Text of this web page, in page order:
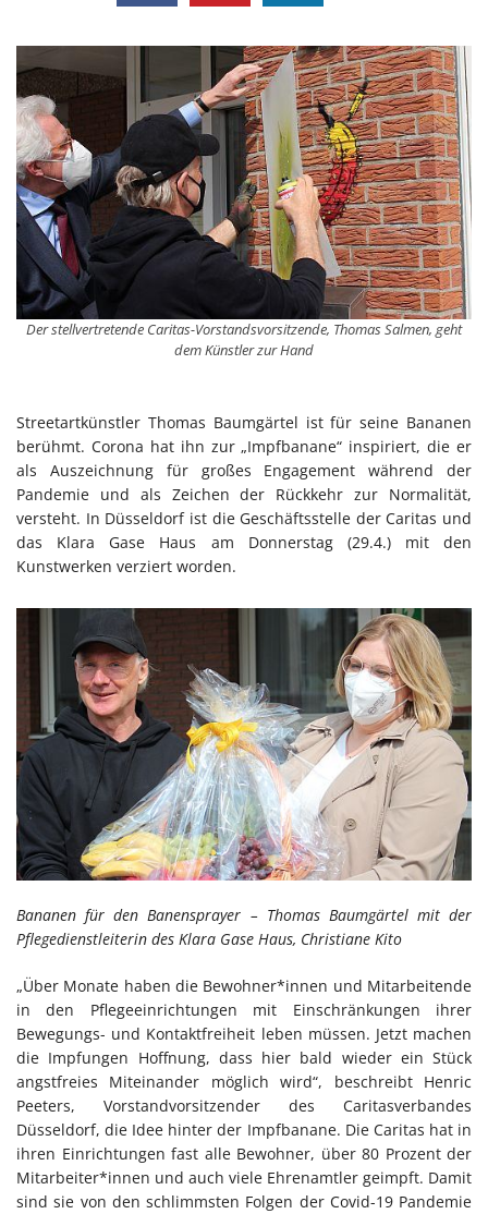
Der stellvertretende Caritas-Vorstandsvorsitzende, Thomas Salmen, geht
dem Künstler zur Hand
Streetartkünstler Thomas Baumgärtel ist für seine Bananen
berühmt. Corona hat ihn zur „Impfbanane“ inspiriert, die er
als Auszeichnung für großes Engagement während der
Pandemie und als Zeichen der Rückkehr zur Normalität,
versteht. In Düsseldorf ist die Geschäftsstelle der Caritas und
das Klara Gase Haus am Donnerstag (29.4.) mit den
Kunstwerken verziert worden.
Bananen für den Banensprayer – Thomas Baumgärtel mit der
Pflegedienstleiterin des Klara Gase Haus, Christiane Kito
„Über Monate haben die Bewohner*innen und Mitarbeitende
in den Pflegeeinrichtungen mit Einschränkungen ihrer
Bewegungs- und Kontaktfreiheit leben müssen. Jetzt machen
die Impfungen Hoffnung, dass hier bald wieder ein Stück
angstfreies Miteinander möglich wird“, beschreibt Henric
Peeters, Vorstandvorsitzender des Caritasverbandes
Düsseldorf, die Idee hinter der Impfbanane. Die Caritas hat in
ihren Einrichtungen fast alle Bewohner, über 80 Prozent der
Mitarbeiter*innen und auch viele Ehrenamtler geimpft. Damit
sind sie von den schlimmsten Folgen der Covid-19 Pandemie